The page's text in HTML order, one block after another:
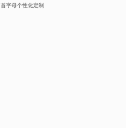
首字母个性化定制